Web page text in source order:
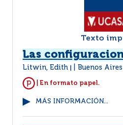
Texto
Las
Litwin, Edith Buenos
| En formato papel.
MÁS INFORMACIÓN...